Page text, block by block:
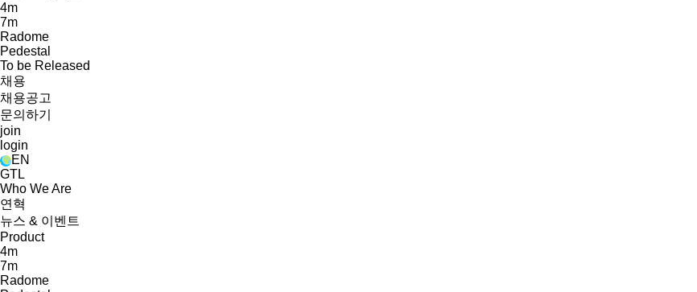
4m
7m
Radome
Pedestal
To be Released
채용
채용공고
문의하기
join
login
EN
GTL
Who We Are
연혁
뉴스 & 이벤트
Product
4m
7m
Radome